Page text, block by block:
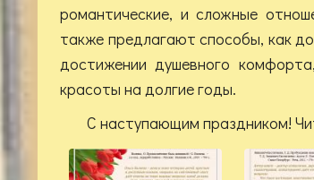
романтические, и сложные
также предлагают способы, как
достижении душевного
красоты на долгие годы.
С наступающим праздником!